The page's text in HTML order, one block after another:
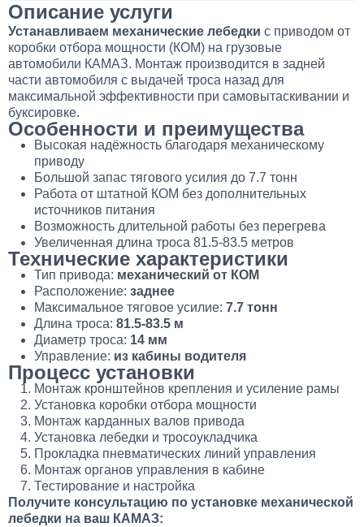
Описание услуги
Устанавливаем механические лебедки с приводом от
коробки отбора мощности (КОМ) на грузовые
автомобили КАМАЗ. Монтаж производится в задней
части автомобиля с выдачей троса назад для
максимальной эффективности при самовытаскивании и
буксировке.
Особенности и преимущества
Высокая надёжность благодаря механическому
приводу
Большой запас тягового усилия до 7.7 тонн
Работа от штатной КОМ без дополнительных
источников питания
Возможность длительной работы без перегрева
Увеличенная длина троса 81.5-83.5 метров
Технические характеристики
Тип привода: механический от КОМ
Расположение: заднее
Максимальное тяговое усилие: 7.7 тонн
Длина троса: 81.5-83.5 м
Диаметр троса: 14 мм
Управление: из кабины водителя
Процесс установки
Монтаж кронштейнов крепления и усиление рамы
Установка коробки отбора мощности
Монтаж карданных валов привода
Установка лебедки и тросоукладчика
Прокладка пневматических линий управления
Монтаж органов управления в кабине
Тестирование и настройка
Получите консультацию по установке механической
лебедки на ваш КАМАЗ: